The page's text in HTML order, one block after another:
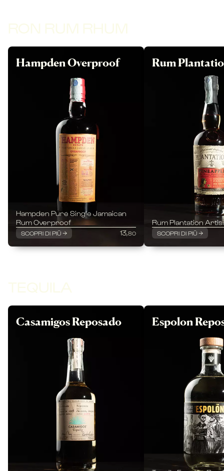
RON RUM RHUM
Hampden Overproof
Hampden Pure Single Jamaican
Rum Overproof
SCOPRI DI PIÙ 13,80
Rum
Rum Plantation
SCOPRI DI PIÙ
TEQUILA
Casamigos Reposado Espolon